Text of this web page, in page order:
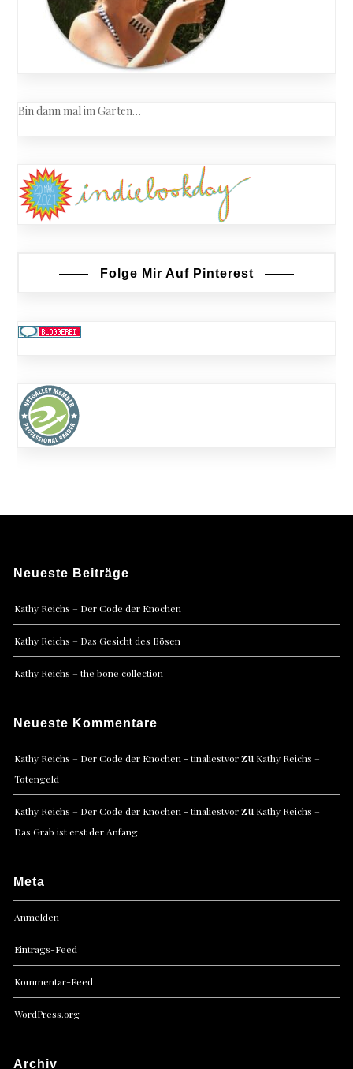
Bin dann mal im Garten…
Folge Mir Auf Pinterest
Neueste Beiträge
Kathy Reichs – Der Code der Knochen
Kathy Reichs – Das Gesicht des Bösen
Kathy Reichs – the bone collection
Neueste Kommentare
Kathy Reichs – Der Code der Knochen - tinaliestvorzu Kathy Reichs –
Totengeld
Kathy Reichs – Der Code der Knochen - tinaliestvorzu Kathy Reichs –
Das Grab ist erst der Anfang
Meta
Anmelden
Eintrags-Feed
Kommentar-Feed
WordPress.org
Archiv